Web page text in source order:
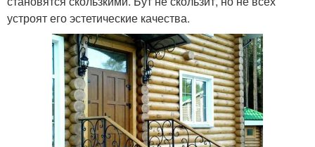
устроят его эстетические качества.